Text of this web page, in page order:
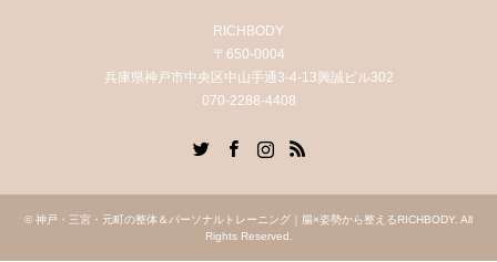
RICHBODY
〒650-0004
兵庫県神戸市中央区中山手通3-4-13興誠ビル302
070-2288-4408
RSS
© 神戸・三宮・元町の整体＆パーソナルトレーニング｜腸×姿勢から整えるRICHBODY . All
Rights Reserved.